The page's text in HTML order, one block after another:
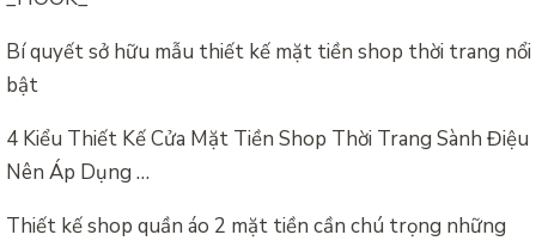
Bí quyết sở hữu mẫu thiết kế mặt tiền shop thời trang nổi
bật
4 Kiểu Thiết Kế Cửa Mặt Tiền Shop Thời Trang Sành Điệu
Nên Áp Dụng …
Thiết kế shop quần áo 2 mặt tiền cần chú trọng những